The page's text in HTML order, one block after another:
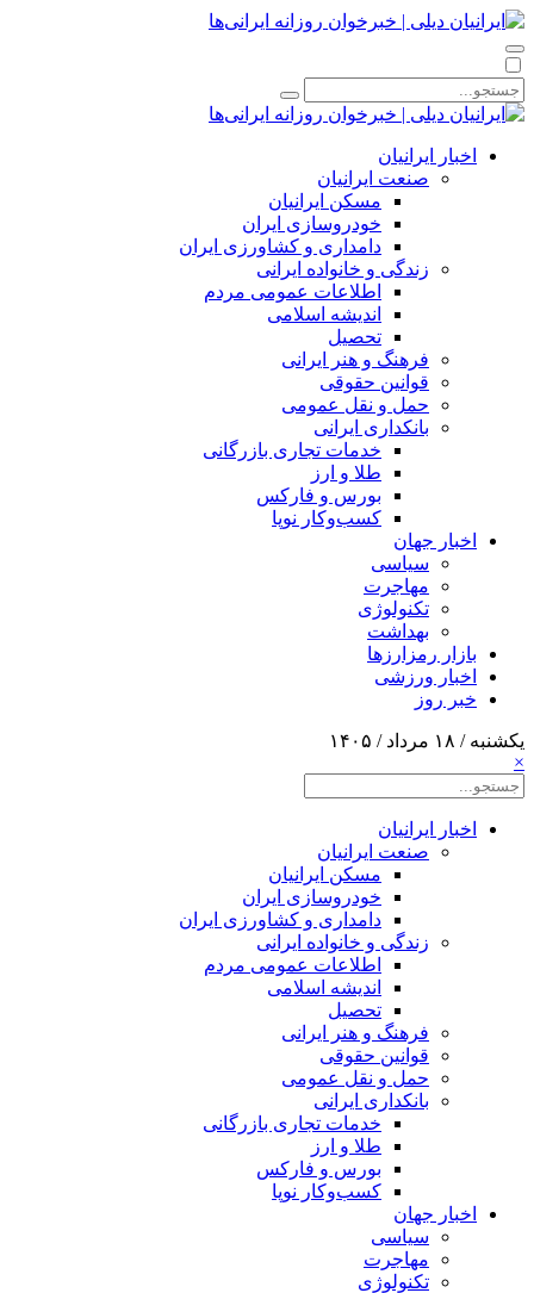
اخبار ایرانیان
صنعت ایرانیان
مسکن ایرانیان
خودروسازی ایران
دامداری و کشاورزی ایران
زندگی و خانواده ایرانی
اطلاعات عمومی مردم
اندیشه اسلامی
تحصیل
فرهنگ و هنر ایرانی
قوانین حقوقی
حمل و نقل عمومی
بانکداری ایرانی
خدمات تجاری بازرگانی
طلا و ارز
بورس و فارکس
کسب‌وکار نوپا
اخبار جهان
سیاسی
مهاجرت
تکنولوژی
بهداشت
بازار رمزارزها
اخبار ورزشی
خبر روز
یکشنبه / ۱۸ مرداد / ۱۴۰۵
×
اخبار ایرانیان
صنعت ایرانیان
مسکن ایرانیان
خودروسازی ایران
دامداری و کشاورزی ایران
زندگی و خانواده ایرانی
اطلاعات عمومی مردم
اندیشه اسلامی
تحصیل
فرهنگ و هنر ایرانی
قوانین حقوقی
حمل و نقل عمومی
بانکداری ایرانی
خدمات تجاری بازرگانی
طلا و ارز
بورس و فارکس
کسب‌وکار نوپا
اخبار جهان
سیاسی
مهاجرت
تکنولوژی